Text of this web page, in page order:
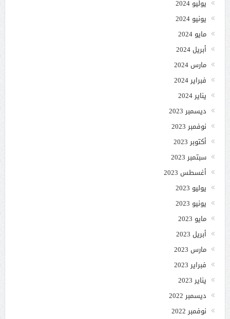
يوليو 2024
يونيو 2024
مايو 2024
أبريل 2024
مارس 2024
فبراير 2024
يناير 2024
ديسمبر 2023
نوفمبر 2023
أكتوبر 2023
سبتمبر 2023
أغسطس 2023
يوليو 2023
يونيو 2023
مايو 2023
أبريل 2023
مارس 2023
فبراير 2023
يناير 2023
ديسمبر 2022
نوفمبر 2022